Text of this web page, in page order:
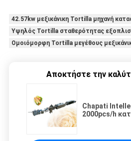
42.57kw μεξικάνικη Tortilla μηχανή
Υψηλός Tortilla σταθερότητας
Ομοιόμορφη Tortilla μεγέθους
Αποκτήστε την
Chapati
2000pcs/h